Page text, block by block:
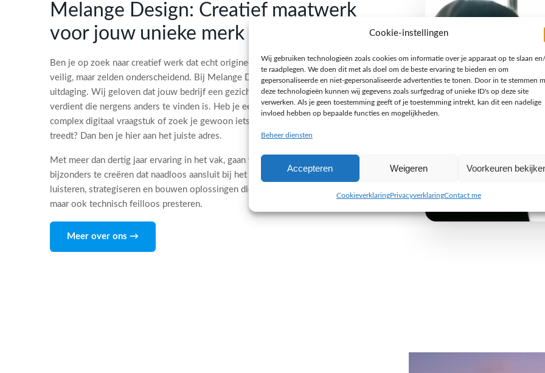
Cookie-instellingen
Wij gebruiken technologieën zoals cookies om informatie over je apparaat op te slaan
te raadplegen. We doen dit met als doel om de beste ervaring te bieden en om
gepersonaliseerde en niet-gepersonaliseerde advertenties te tonen. Door in te stemmen
deze technologieën kunnen wij gegevens zoals surfgedrag of unieke ID's op deze site
verwerken. Als je geen toestemming geeft of je toestemming intrekt, kan dit een nadelige
invloed hebben op bepaalde functies en mogelijkheden.
Beheer diensten
Accepteren Weigeren Voorkeuren
CookieverklaringPrivacyverklaringContact me
Melange Design: Creatief maatwerk
voor jouw unieke merk
Ben je op zoek naar creatief werk dat echt origineel is? Een standaardoplossing is
veilig, maar zelden onderscheidend. Bij Melange Design houden we van een
uitdaging. Wij geloven dat jouw bedrijf een gezicht, een verhaal en een techniek
verdient die nergens anders te vinden is. Heb je een bijzondere opdracht, een
complex digitaal vraagstuk of zoek je gewoon iets dat buiten de gebaande paden
treedt? Dan ben je hier aan het juiste adres.
Met meer dan dertig jaar ervaring in het vak, gaan wij de uitdaging aan om iets
bijzonders te creëren dat naadloos aansluit bij het DNA van jouw organisatie. Wij
luisteren, strategiseren en bouwen oplossingen die niet alleen visueel indruk maken,
maar ook technisch feilloos presteren.
Meer over ons →